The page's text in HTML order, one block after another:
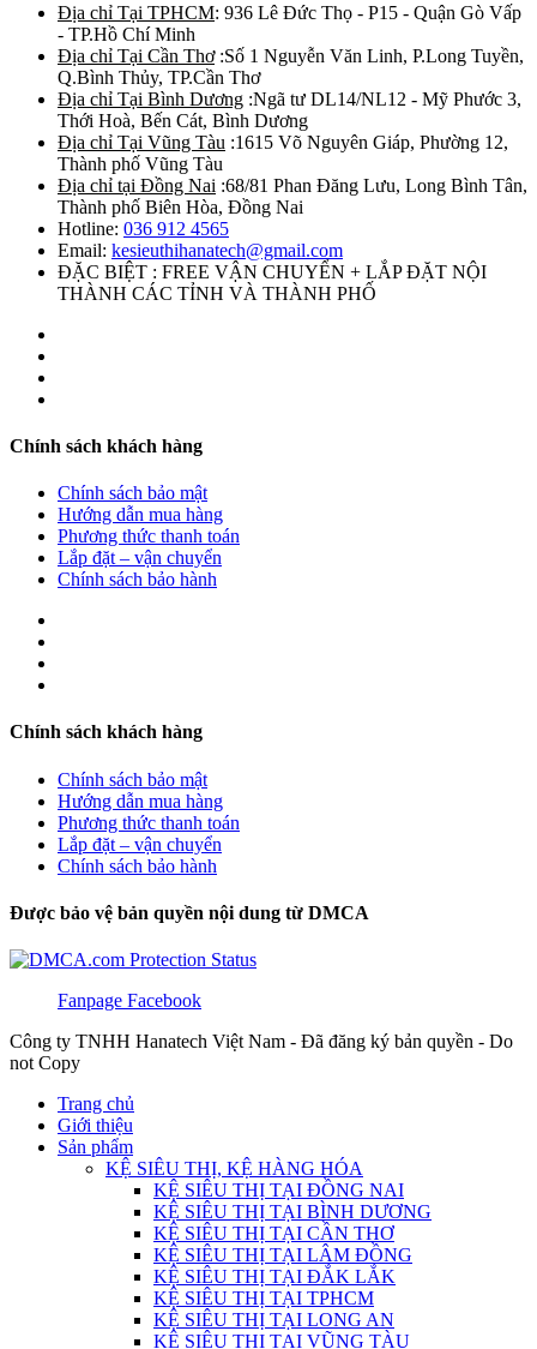
Địa chỉ Tại TPHCM: 936 Lê Đức Thọ - P15 - Quận Gò Vấp
- TP.Hồ Chí Minh
Địa chỉ Tại Cần Thơ:Số 1 Nguyễn Văn Linh, P.Long Tuyền,
Q.Bình Thủy, TP.Cần Thơ
Địa chỉ Tại Bình Dương :Ngã tư DL14/NL12 - Mỹ Phước 3,
Thới Hoà, Bến Cát, Bình Dương
Địa chỉ Tại Vũng Tàu :1615 Võ Nguyên Giáp, Phường 12,
Thành phố Vũng Tàu
Địa chỉ tại Đồng Nai :68/81 Phan Đăng Lưu, Long Bình Tân,
Thành phố Biên Hòa, Đồng Nai
Hotline: 036 912 4565
Email: kesieuthihanatech@gmail.com
ĐẶC BIỆT : FREE VẬN CHUYỂN + LẮP ĐẶT NỘI
THÀNH CÁC TỈNH VÀ THÀNH PHỐ
Chính sách khách hàng
Chính sách bảo mật
Hướng dẫn mua hàng
Phương thức thanh toán
Lắp đặt – vận chuyển
Chính sách bảo hành
Chính sách khách hàng
Chính sách bảo mật
Hướng dẫn mua hàng
Phương thức thanh toán
Lắp đặt – vận chuyển
Chính sách bảo hành
Được bảo vệ bản quyền nội dung từ DMCA
Fanpage Facebook
Công ty TNHH Hanatech Việt Nam - Đã đăng ký bản quyền - Do
not Copy
Trang chủ
Giới thiệu
Sản phẩm
KỆ SIÊU THỊ, KỆ HÀNG HÓA
KỆ SIÊU THỊ TẠI ĐỒNG NAI
KỆ SIÊU THỊ TẠI BÌNH DƯƠNG
KỆ SIÊU THỊ TẠI CẦN THƠ
KỆ SIÊU THỊ TẠI LÂM ĐỒNG
KỆ SIÊU THỊ TẠI ĐẮK LẮK
KỆ SIÊU THỊ TẠI TPHCM
KỆ SIÊU THỊ TẠI LONG AN
KỆ SIÊU THỊ TẠI VŨNG TÀU